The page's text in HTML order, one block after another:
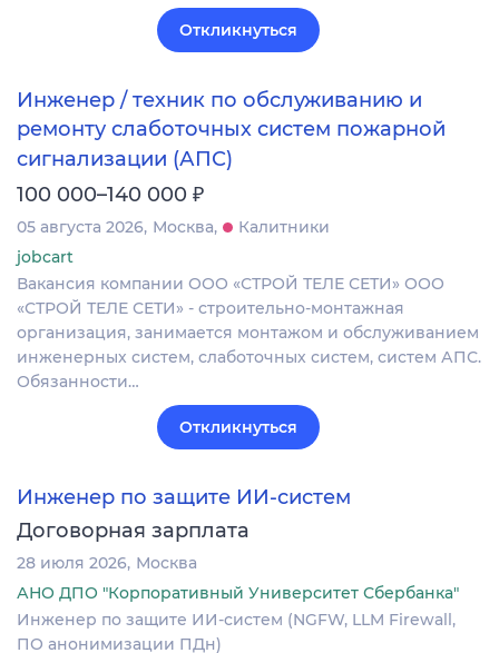
Откликнуться
Инженер / техник по обслуживанию и
ремонту слаботочных систем пожарной
сигнализации (АПС)
100 000–140 000 ₽
05 августа 2026 Москва
Калитники
jobcart
Вакансия компании ООО «СТРОЙ ТЕЛЕ СЕТИ» ООО
«СТРОЙ ТЕЛЕ СЕТИ» - строительно-монтажная
организация, занимается монтажом и обслуживанием
инженерных систем, слаботочных систем, систем АПС.
Обязанности…
Откликнуться
Инженер по защите ИИ-систем
Договорная зарплата
28 июля 2026 Москва
АНО ДПО "Корпоративный Университет Сбербанка"
Инженер по защите ИИ-систем (NGFW, LLM Firewall,
ПО анонимизации ПДн)